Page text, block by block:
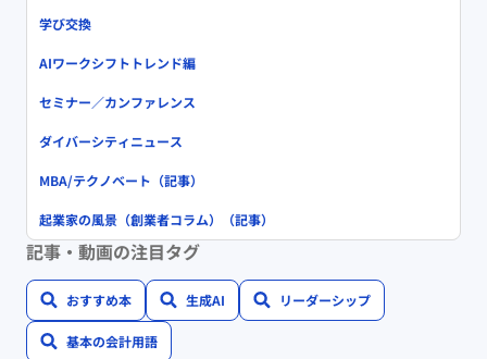
学び交換
AIワークシフトトレンド編
セミナー／カンファレンス
ダイバーシティニュース
MBA/テクノベート（記事）
起業家の風景（創業者コラム）（記事）
記事・動画の注目タグ
おすすめ本 生成AI リーダーシップ
基本の会計用語